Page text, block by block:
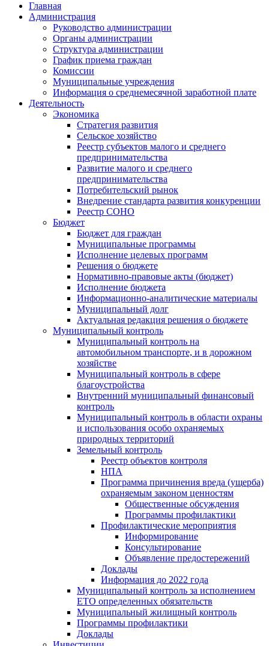
Главная
Администрация
Руководство администрации
Органы администрации
Структура администрации
График приема граждан
Комиссии
Муниципальные учреждения
Информация о среднемесячной заработной плате
Деятельность
Экономика
Стратегия развития
Сельское хозяйство
Реестр субъектов малого и среднего
предпринимательства
Развитие малого и среднего
предпринимательства
Потребительский рынок
Внедрение стандарта развития конкуренции
Реестр СОНО
Бюджет
Бюджет для граждан
Муниципальные программы
Исполнение целевых программ
Решения о бюджете
Нормативно-правовые акты (бюджет)
Исполнение бюджета
Информационно-аналитические материалы
Муниципальный долг
Актуальная редакция решения о бюджете
Муниципальный контроль
Муниципальный контроль на
автомобильном транспорте, и в дорожном
хозяйстве
Муниципальный контроль в сфере
благоустройства
Внутренний муниципальный финансовый
контроль
Муниципальный контроль в области охраны
и использования особо охраняемых
природных территорий
Земельный контроль
Реестр объектов контроля
НПА
Программа причинения вреда (ущерба)
охраняемым законом ценностям
Общественные обсуждения
Программы профилактики
Профилактические мероприятия
Информирование
Консультирование
Объявление предостережений
Доклады
Информация до 2022 года
Муниципальный контроль за исполнением
ЕТО определенных обязательств
Муниципальный жилищный контроль
Программы профилактики
Доклады